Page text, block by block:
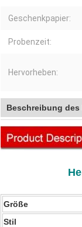
Geschenkpapier:
Probenzeit:
Hervorheben:
Beschreibung des
Größe
Stil